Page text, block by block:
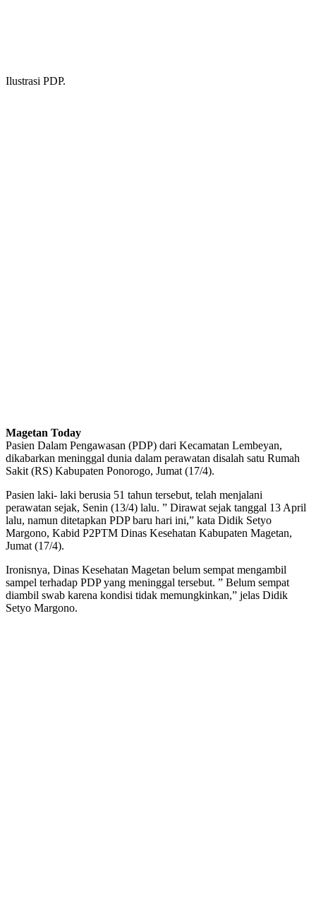
Ilustrasi PDP.
Magetan Today
Pasien Dalam Pengawasan (PDP) dari Kecamatan Lembeyan,
dikabarkan meninggal dunia dalam perawatan disalah satu Rumah
Sakit (RS) Kabupaten Ponorogo, Jumat (17/4).
Pasien laki- laki berusia 51 tahun tersebut, telah menjalani
perawatan sejak, Senin (13/4) lalu. ” Dirawat sejak tanggal 13 April
lalu, namun ditetapkan PDP baru hari ini,” kata Didik Setyo
Margono, Kabid P2PTM Dinas Kesehatan Kabupaten Magetan,
Jumat (17/4).
Ironisnya, Dinas Kesehatan Magetan belum sempat mengambil
sampel terhadap PDP yang meninggal tersebut. ” Belum sempat
diambil swab karena kondisi tidak memungkinkan,” jelas Didik
Setyo Margono.